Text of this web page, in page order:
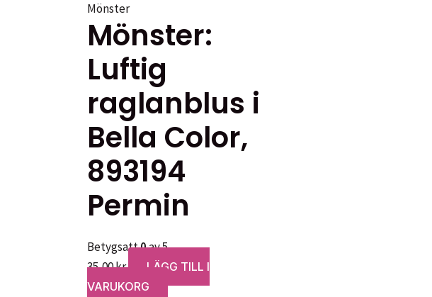
Mönster
Mönster:
Luftig
raglanblus i
Bella Color,
893194
Permin
Betygsatt0av 5
35,00kr
LÄGG TILL I
VARUKORG